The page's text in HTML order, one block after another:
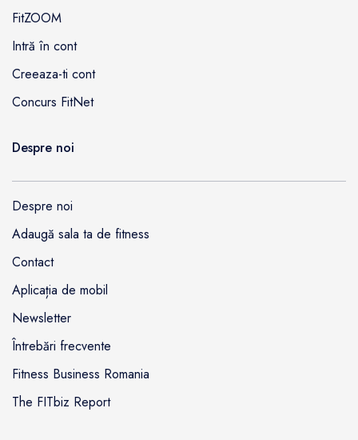
FitZOOM
Intră în cont
Creeaza-ti cont
Concurs FitNet
Despre noi
Despre noi
Adaugă sala ta de fitness
Contact
Aplicația de mobil
Newsletter
Întrebări frecvente
Fitness Business Romania
The FITbiz Report